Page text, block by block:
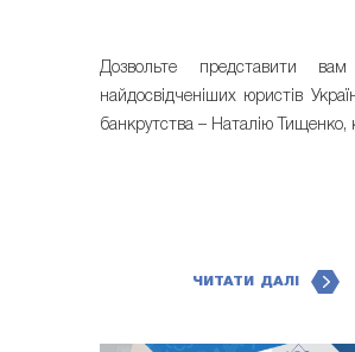
Дозвольте представити
найдосвідченіших юристів
банкрутства – Наталію Тищенко,
ЧИТАТИ ДАЛІ